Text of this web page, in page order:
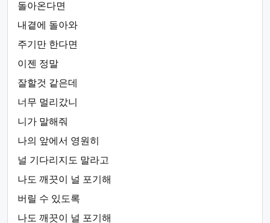
돌아온다면
내곁에 돌아와
주기만 한다면
이젠 정말
잘할것 같은데
너무 멀리갔니
니가 말해줘
나의 앞에서 영원히
널 기다리지도 말라고
나도 깨끗이 널 포기해
버릴 수 있도록
나도 깨끗이 널 포기해